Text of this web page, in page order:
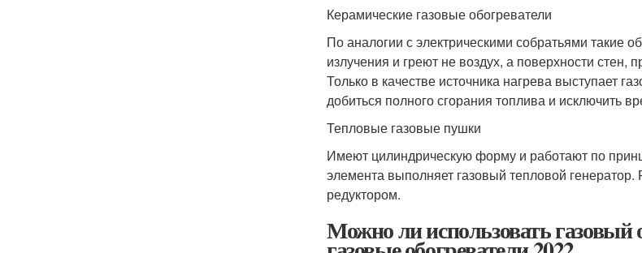
Керамические газовые обогреватели
По аналогии с электрическими собратьями такие
излучения и греют не воздух, а поверхности
Только в качестве источника нагрева выступает
добиться полного сгорания топлива и исключить
Тепловые газовые пушки
Имеют цилиндрическую форму и работают по
элемента выполняет газовый тепловой
редуктором.
Можно ли использовать газовый